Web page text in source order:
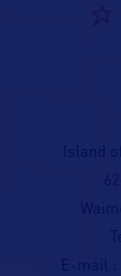
Island
E-mail :